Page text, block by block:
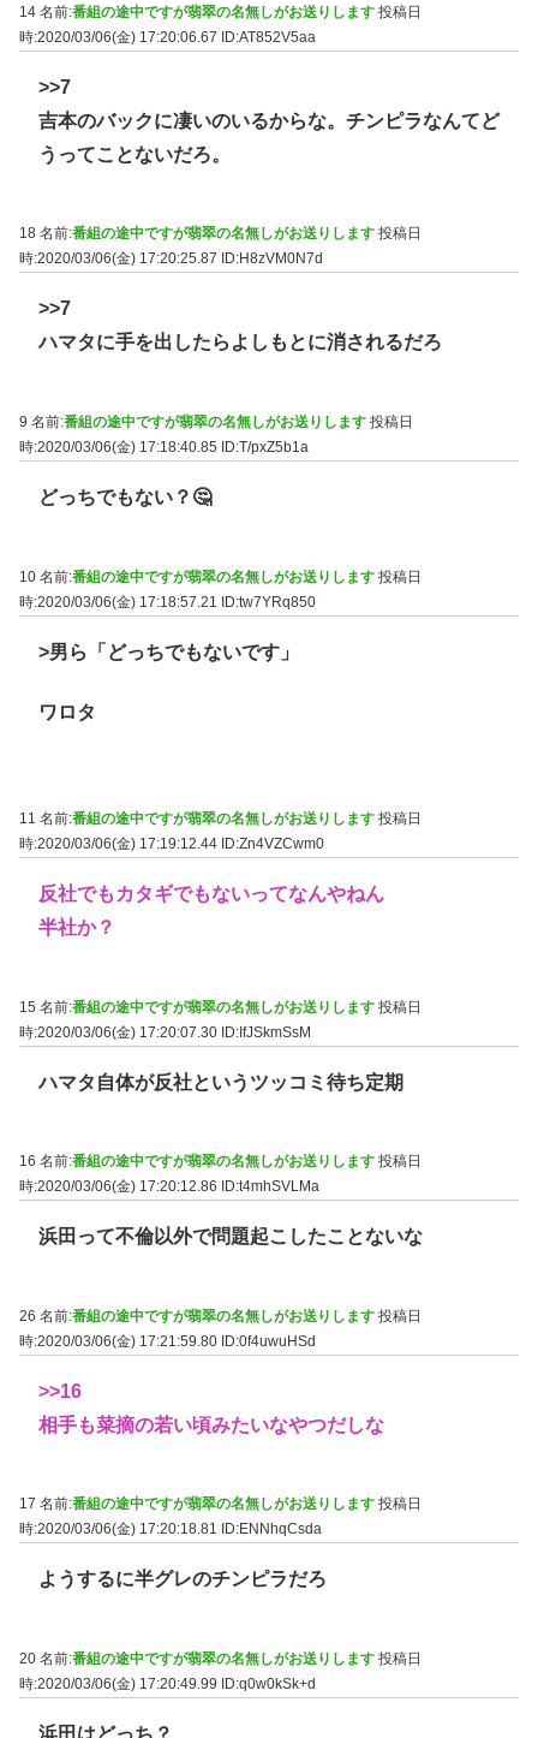
14 名前:番組の途中ですが翡翠の名無しがお送りします 投稿日
時:2020/03/06(金) 17:20:06.67 ID:AT852V5aa
>>7
吉本のバックに凄いのいるからな。チンピラなんてど
うってことないだろ。
18 名前:番組の途中ですが翡翠の名無しがお送りします 投稿日
時:2020/03/06(金) 17:20:25.87
ID:H8zVM0N7d
>>7
ハマタに手を出したらよしもとに消されるだろ
9 名前:番組の途中ですが翡翠の名無しがお送りします 投稿日
時:2020/03/06(金) 17:18:40.85
ID:T/pxZ5b1a
どっちでもない？🤔
10 名前:番組の途中ですが翡翠の名無しがお送りします 投稿日
時:2020/03/06(金) 17:18:57.21 ID:tw7YRq850
>男ら「どっちでもないです」
ワロタ
11 名前:番組の途中ですが翡翠の名無しがお送りします 投稿日
時:2020/03/06(金) 17:19:12.44 ID:Zn4VZCwm0
反社でもカタギでもないってなんやねん
半社か？
15 名前:番組の途中ですが翡翠の名無しがお送りします 投稿日
時:2020/03/06(金) 17:20:07.30 ID:IfJSkmSsM
ハマタ自体が反社というツッコミ待ち定期
16 名前:番組の途中ですが翡翠の名無しがお送りします 投稿日
時:2020/03/06(金) 17:20:12.86
ID:t4mhSVLMa
浜田って不倫以外で問題起こしたことないな
26 名前:番組の途中ですが翡翠の名無しがお送りします 投稿日
時:2020/03/06(金) 17:21:59.80 ID:0f4uwuHSd
>>16
相手も菜摘の若い頃みたいなやつだしな
17 名前:番組の途中ですが翡翠の名無しがお送りします 投稿日
時:2020/03/06(金) 17:20:18.81
ID:ENNhqCsda
ようするに半グレのチンピラだろ
20 名前:番組の途中ですが翡翠の名無しがお送りします 投稿日
時:2020/03/06(金) 17:20:49.99
ID:q0w0kSk+d
浜田はどっち？